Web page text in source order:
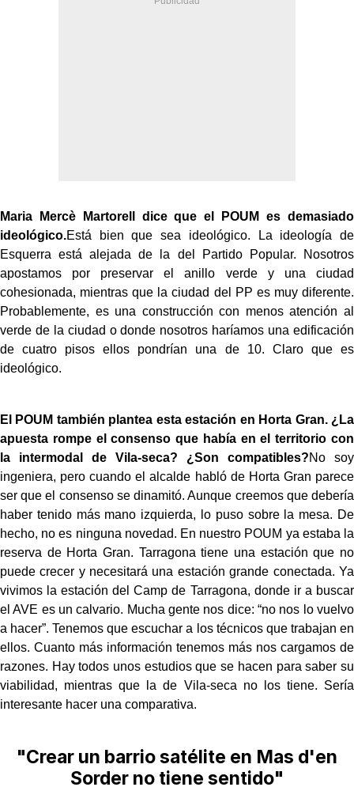
Maria Mercè Martorell dice que el POUM es demasiado
ideológico.Está bien que sea ideológico. La ideología de
Esquerra está alejada de la del Partido Popular. Nosotros
apostamos por preservar el anillo verde y una ciudad
cohesionada, mientras que la ciudad del PP es muy diferente.
Probablemente, es una construcción con menos atención al
verde de la ciudad o donde nosotros haríamos una edificación
de cuatro pisos ellos pondrían una de 10. Claro que es
ideológico.
El POUM también plantea esta estación en Horta Gran. ¿La
apuesta rompe el consenso que había en el territorio con
la intermodal de Vila-seca? ¿Son compatibles?No soy
ingeniera, pero cuando el alcalde habló de Horta Gran parece
ser que el consenso se dinamitó. Aunque creemos que debería
haber tenido más mano izquierda, lo puso sobre la mesa. De
hecho, no es ninguna novedad. En nuestro POUM ya estaba la
reserva de Horta Gran. Tarragona tiene una estación que no
puede crecer y necesitará una estación grande conectada. Ya
vivimos la estación del Camp de Tarragona, donde ir a buscar
el AVE es un calvario. Mucha gente nos dice: “no nos lo vuelvo
a hacer”. Tenemos que escuchar a los técnicos que trabajan en
ellos. Cuanto más información tenemos más nos cargamos de
razones. Hay todos unos estudios que se hacen para saber su
viabilidad, mientras que la de Vila-seca no los tiene. Sería
interesante hacer una comparativa.
"Crear un barrio satélite en Mas d'en
Sorder no tiene sentido"